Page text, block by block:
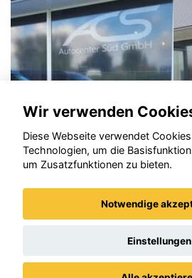
Opel Mokka
Wir verwenden
Diese Webseite verwendet
Technologien, um die
um Zusatzfunktionen zu bieten.
Notwendige
Einstellungen